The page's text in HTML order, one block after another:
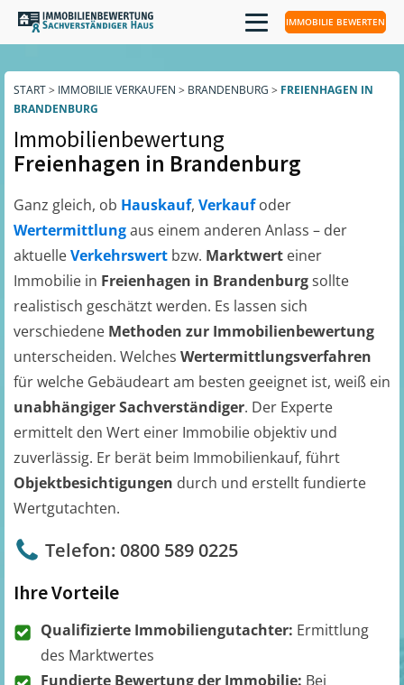
IMMOBILIE BEWERTEN
START> IMMOBILIE VERKAUFEN > BRANDENBURG > FREIENHAGEN IN
BRANDENBURG
Immobilienbewertung
Freienhagen in Brandenburg
Ganz gleich, ob Hauskauf, Verkaufoder
Wertermittlungaus einem anderen Anlass – der
aktuelleVerkehrswert bzw. Marktwert einer
Immobilie in Freienhagen in Brandenburgsollte
realistisch geschätzt werden. Es lassen sich
verschiedene Methoden zur Immobilienbewertung
unterscheiden. Welches Wertermittlungsverfahren
für welche Gebäudeart am besten geeignet ist, weiß ein
unabhängiger Sachverständiger. Der Experte
ermittelt den Wert einer Immobilie objektiv und
zuverlässig. Er berät beim Immobilienkauf, führt
Objektbesichtigungen durch und erstellt fundierte
Wertgutachten.
Telefon: 0800 589 0225
Ihre Vorteile
Qualifizierte Immobiliengutachter: Ermittlung
des Marktwertes
Fundierte Bewertung der Immobilie: Bei